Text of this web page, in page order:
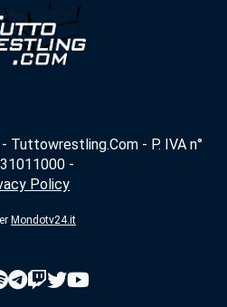
- P. IVA n°
-
Policy
Mondotv24.it